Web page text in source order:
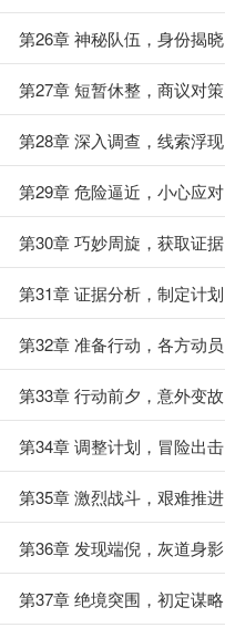
第26章 神秘队伍，身份揭晓
第27章 短暂休整，商议对策
第28章 深入调查，线索浮现
第29章 危险逼近，小心应对
第30章 巧妙周旋，获取证据
第31章 证据分析，制定计划
第32章 准备行动，各方动员
第33章 行动前夕，意外变故
第34章 调整计划，冒险出击
第35章 激烈战斗，艰难推进
第36章 发现端倪，灰道身影
第37章 绝境突围，初定谋略